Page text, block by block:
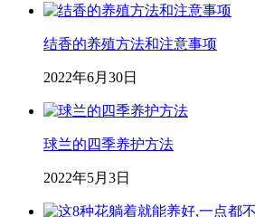
结香的养殖方法和注意事项
2022年6月30日
球兰的四季养护方法
2022年5月3日